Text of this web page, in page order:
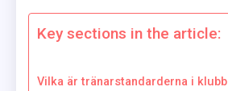
Key sections in the article:
Vilka är tränarstandarderna i